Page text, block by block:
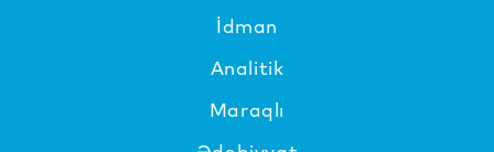
İdman
Analitik
Maraqlı